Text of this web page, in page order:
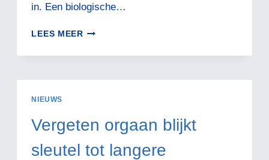
in. Een biologische…
LEES MEERGEEN
MEER:
PIJN
STILT
NIEUWS
Vergeten orgaan blijkt
sleutel tot langere